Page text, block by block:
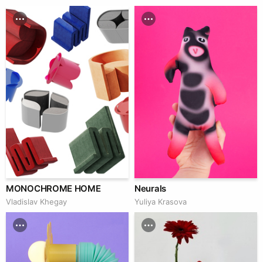
MONOCHROME HOME
Vladislav Khegay
Neurals
Yuliya Krasova